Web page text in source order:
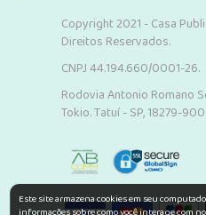
Copyright 2021 - Casa
Direitos Reservados.
CNPJ 44.194.660/0001-26.
Rodovia Antonio Romano
Tokio. Tatuí - SP, 18279-900
Este site armazena cookies em seu